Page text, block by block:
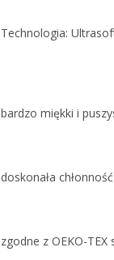
Technologia:
bardzo miękki i
doskonała chłonność
zgodne z OEKO-TEX